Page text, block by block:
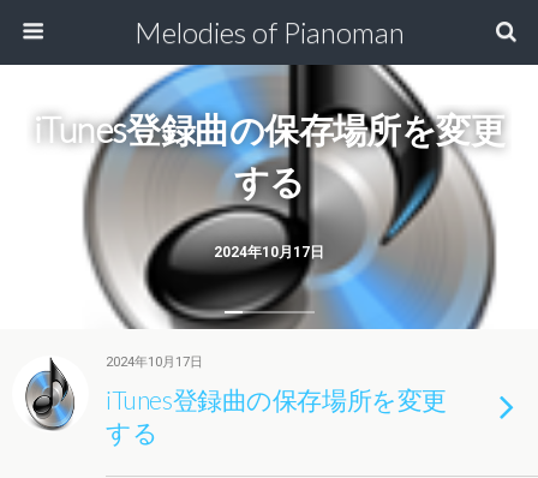
Melodies of Pianoman
2024年10月17日
iTunes登録曲の保存場所を変更
する
2024年10月17日
iTunes登録曲の保存場所を変更
する